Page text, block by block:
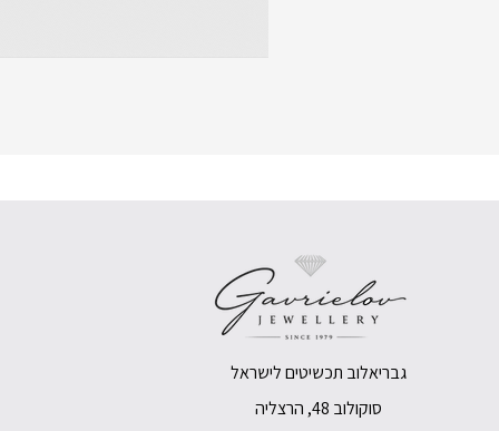
גבריאלוב תכשיטים לישראל
סוקולוב 48, הרצליה